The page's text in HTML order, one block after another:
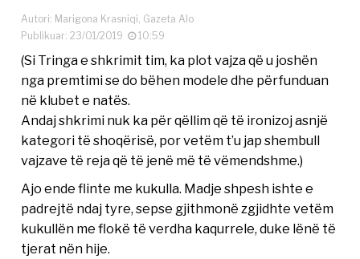
Autori: Marigona Krasniqi, Gazeta Alo
Publikuar: 23/01/2019
10:59
(Si Tringa e shkrimit tim, ka plot vajza që u joshën
nga premtimi se do bëhen modele dhe përfunduan
në klubet e natës.
Andaj shkrimi nuk ka për qëllim që të ironizoj asnjë
kategori të shoqërisë, por vetëm t’u jap shembull
vajzave të reja që të jenë më të vëmendshme.)
Ajo ende flinte me kukulla. Madje shpesh ishte e
padrejtë ndaj tyre, sepse gjithmonë zgjidhte vetëm
kukullën me flokë të verdha kaqurrele, duke lënë të
tjerat nën hije.